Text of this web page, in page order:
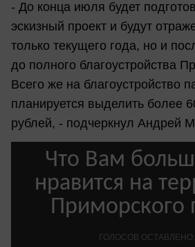
- До конца июля будет
эскизный проект и будут
только текущего года, но и
до полного благоустройства
Всего же на благоустройство
планируется выделить более
рублей, - подчеркнул Андрей